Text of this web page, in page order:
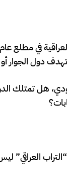
دول الجوار
هل تمتلك